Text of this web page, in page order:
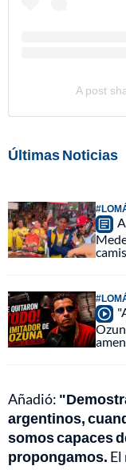
A post
Últimas Noticias
Añadió:
argentinos,
somos capaces
propongamos. El